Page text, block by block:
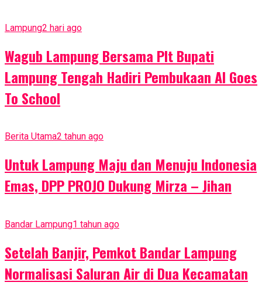
Lampung2 hari ago
Wagub Lampung Bersama Plt Bupati
Lampung Tengah Hadiri Pembukaan AI Goes
To School
Berita Utama2 tahun ago
Untuk Lampung Maju dan Menuju Indonesia
Emas, DPP PROJO Dukung Mirza – Jihan
Bandar Lampung1 tahun ago
Setelah Banjir, Pemkot Bandar Lampung
Normalisasi Saluran Air di Dua Kecamatan